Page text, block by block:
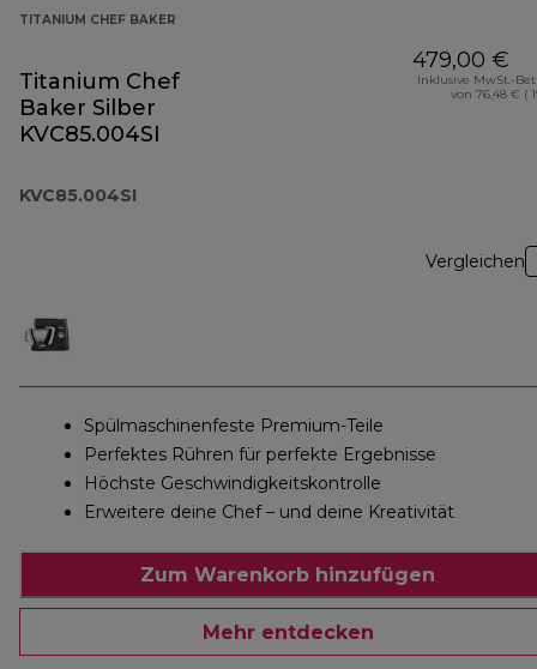
TITANIUM CHEF BAKER
Titanium Chef
Baker Silber
KVC85.004SI
KVC85.004SI
479,00 €
Inklusive MwSt.-
von 76,48 € (
Vergleichen
Spülmaschinenfeste Premium-Teile
Perfektes Rühren für perfekte Ergebnisse
Höchste Geschwindigkeitskontrolle
Erweitere deine Chef – und deine Kreativität
Zum Warenkorb hinzufügen
Mehr entdecken